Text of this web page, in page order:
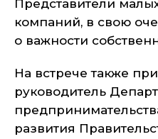
Представители
компаний, в свою
о важности
На встрече также
руководитель
развития